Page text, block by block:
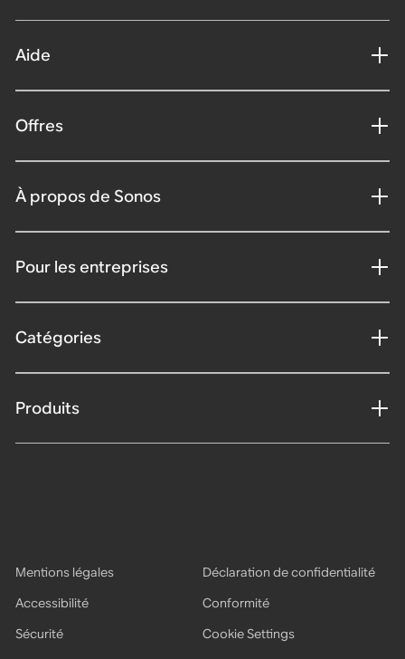
Aide
Offres
À propos de Sonos
Pour les entreprises
Catégories
Produits
Mentions légales
Déclaration de confidentialité
Accessibilité
Conformité
Sécurité
Cookie Settings